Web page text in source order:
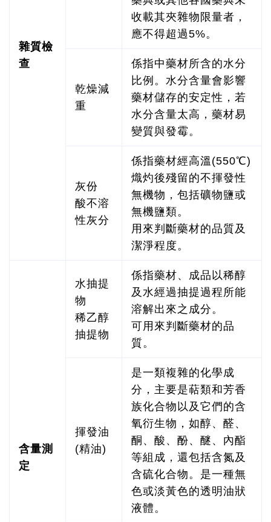
雜質檢
查
收載其夾雜物限量者，
應不得超過5%。
乾燥減
重
係指中藥材所含的水分
比例。水分含量會影響
藥材儲存的安定性，若
水分含量太高，藥材易
變質與發霉。
灰份
酸不溶
性灰分
係指藥材經高溫(550℃)
熾灼後殘留的不揮發性
無機物，包括礦物鹽或
無機鹽類。
用來判斷藥材的品質及
潔淨程度。
含量測
定
水抽提
物
稀乙醇
抽提物
係指藥材、成品以稀醇
及水經過抽提過程所能
溶解出來之成分。
可用來判斷藥材的品
質。
揮發油
(精油)
是一類複雜的化學成
分，主要是萜類和芳香
族化合物以及它們的含
氧衍生物，如醇、醛、
酮、酸、酚、醚、內酯
等組成，還包括含氮及
含硫化合物。是一種無
色或淡黃色的透明油狀
液體。